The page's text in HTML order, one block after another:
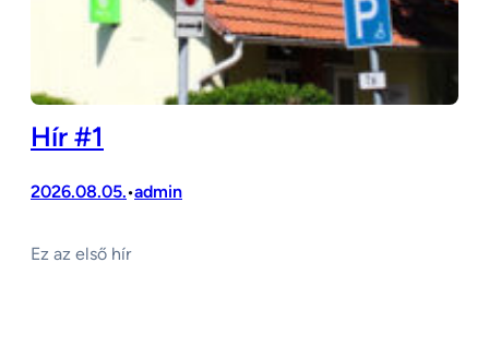
Hír #1
2026.08.05.•admin
Ez az első hír